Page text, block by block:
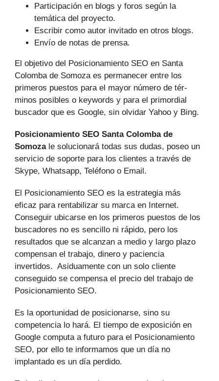
Participación en blogs y foros según la
temática del proyecto.
Escribir como autor invitado en otros blogs.
Envío de notas de prensa.
El objetivo del Posicionamiento SEO en Santa
Colomba de Somoza es permanecer entre los
primeros puestos para el mayor número de tér­
minos posibles o keywords y para el primordial
buscador que es Google, sin olvidar Yahoo y Bing.
Posicionamiento SEO Santa Colomba de
Somozale solucionará todas sus dudas, poseo un
servicio de soporte para los clientes a través de
Skype, Whatsapp, Teléfono o Email.
El Posicionamiento SEO es la estrategia más
eficaz para rentabilizar su marca en Internet.
Conseguir ubicarse en los primeros puestos de los
buscadores no es sencillo ni rápido, pero los
resultados que se alcanzan a medio y largo plazo
compensan el trabajo, dinero y paciencia
invertidos. Asiduamente con un solo cliente
conseguido se compensa el precio del trabajo de
Posicionamiento SEO.
Es la oportunidad de posicionarse, sino su
competencia lo hará. El tiempo de exposición en
Google computa a futuro para el Posicionamiento
SEO, por ello te informamos que un día no
implantado es un día perdido.